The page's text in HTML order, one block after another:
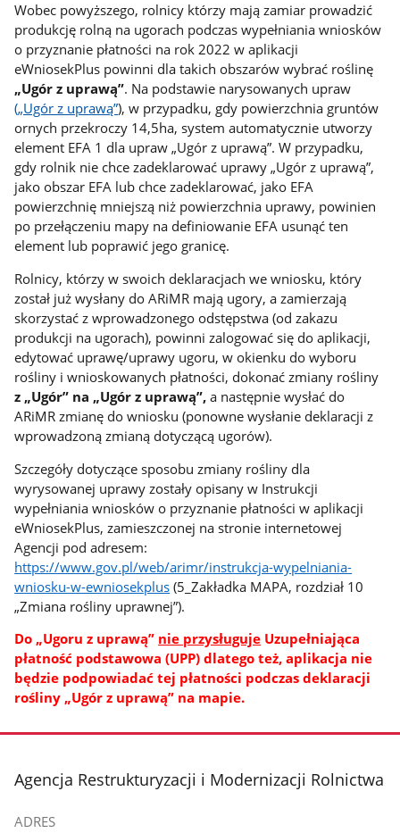
Wobec powyższego, rolnicy którzy mają zamiar prowadzić
produkcję rolną na ugorach podczas wypełniania wniosków
o przyznanie płatności na rok 2022 w aplikacji
eWniosekPlus powinni dla takich obszarów wybrać roślinę
„Ugór z uprawą”. Na podstawie narysowanych upraw
(„Ugór z uprawą”), w przypadku, gdy powierzchnia gruntów
ornych przekroczy 14,5ha, system automatycznie utworzy
element EFA 1 dla upraw „Ugór z uprawą”. W przypadku,
gdy rolnik nie chce zadeklarować uprawy „Ugór z uprawą”,
jako obszar EFA lub chce zadeklarować, jako EFA
powierzchnię mniejszą niż powierzchnia uprawy, powinien
po przełączeniu mapy na definiowanie EFA usunąć ten
element lub poprawić jego granicę.
Rolnicy, którzy w swoich deklaracjach we wniosku, który
został już wysłany do ARiMR mają ugory, a zamierzają
skorzystać z wprowadzonego odstępstwa (od zakazu
produkcji na ugorach), powinni zalogować się do aplikacji,
edytować uprawę/uprawy ugoru, w okienku do wyboru
rośliny i wnioskowanych płatności, dokonać zmiany rośliny
z „Ugór” na „Ugór z uprawą”, a następnie wysłać do
ARiMR zmianę do wniosku (ponowne wysłanie deklaracji z
wprowadzoną zmianą dotyczącą ugorów).
Szczegóły dotyczące sposobu zmiany rośliny dla
wyrysowanej uprawy zostały opisany w Instrukcji
wypełniania wniosków o przyznanie płatności w aplikacji
eWniosekPlus, zamieszczonej na stronie internetowej
Agencji pod adresem:
https://www.gov.pl/web/arimr/instrukcja-wypelniania-
wniosku-w-ewniosekplus (5_Zakładka MAPA, rozdział 10
„Zmiana rośliny uprawnej”).
Do „Ugoru z uprawą” nie przysługuje Uzupełniająca
płatność podstawowa (UPP) dlatego też, aplikacja nie
będzie podpowiadać tej płatności podczas deklaracji
rośliny „Ugór z uprawą” na mapie.
stopka
Agencja Restrukturyzacji i Modernizacji Rolnictwa
ADRES